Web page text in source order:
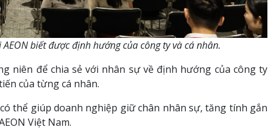
biết được định hướng của công ty và cá nhân.
niên để chia sẻ với nhân sự về định hướng của công ty
của từng cá nhân.
thể giúp doanh nghiệp giữ chân nhân sự, tăng tính gắn
Việt Nam.